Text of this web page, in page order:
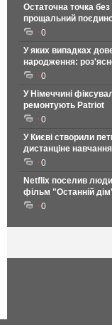
Остаточна точка
прощальний
0
У яких випадках
народження:
0
У Німеччині
ремонтують Patriot
0
У Києві створили
дистанціне
0
Netflix поселив
фільм "Останній
0